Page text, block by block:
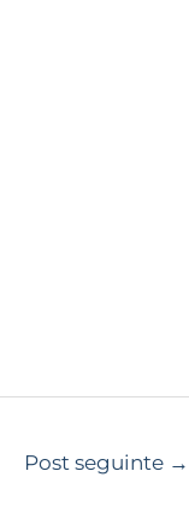
Post seguinte →